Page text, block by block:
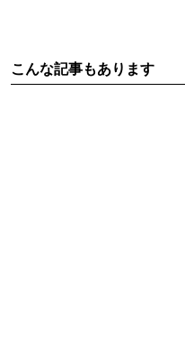
こんな記事もあります